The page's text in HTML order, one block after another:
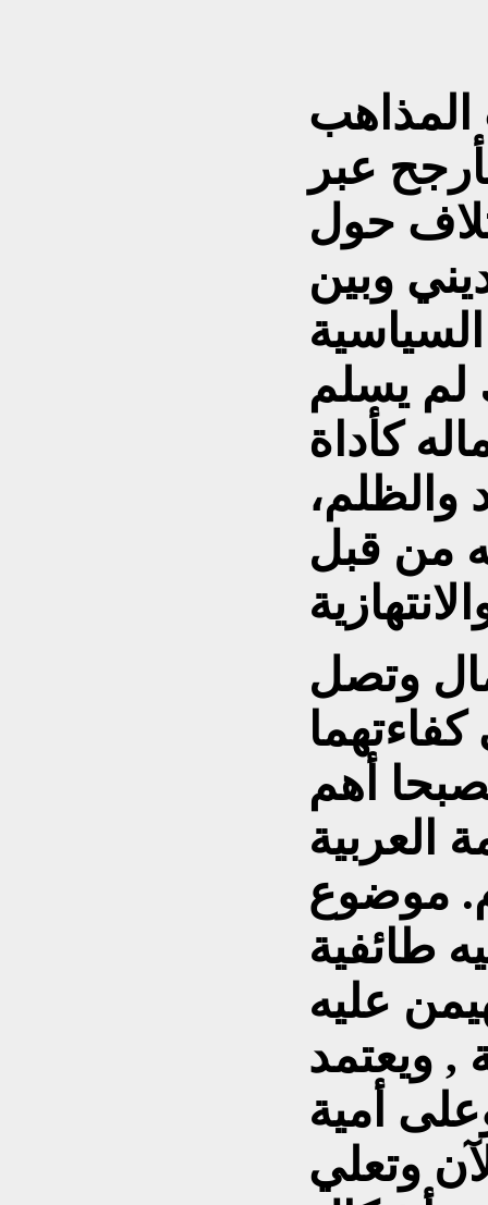
عبر
حول
وبين
لم يسلم
كأداة
والظلم،
من قبل
وتصل
أهم
العربية
موضوع
طائفية
عليه
, ويعتمد
أمية
وتعلي